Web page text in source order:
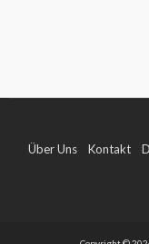
Über Uns Kontakt